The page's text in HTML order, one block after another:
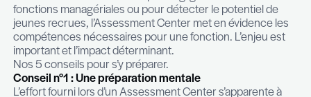
juin 4, 2019
Ultime étape d’un processus de recrutement,
Center est un exercice à ne pas négliger.
fonctions managériales ou pour détecter le
jeunes recrues, l’Assessment Center met en